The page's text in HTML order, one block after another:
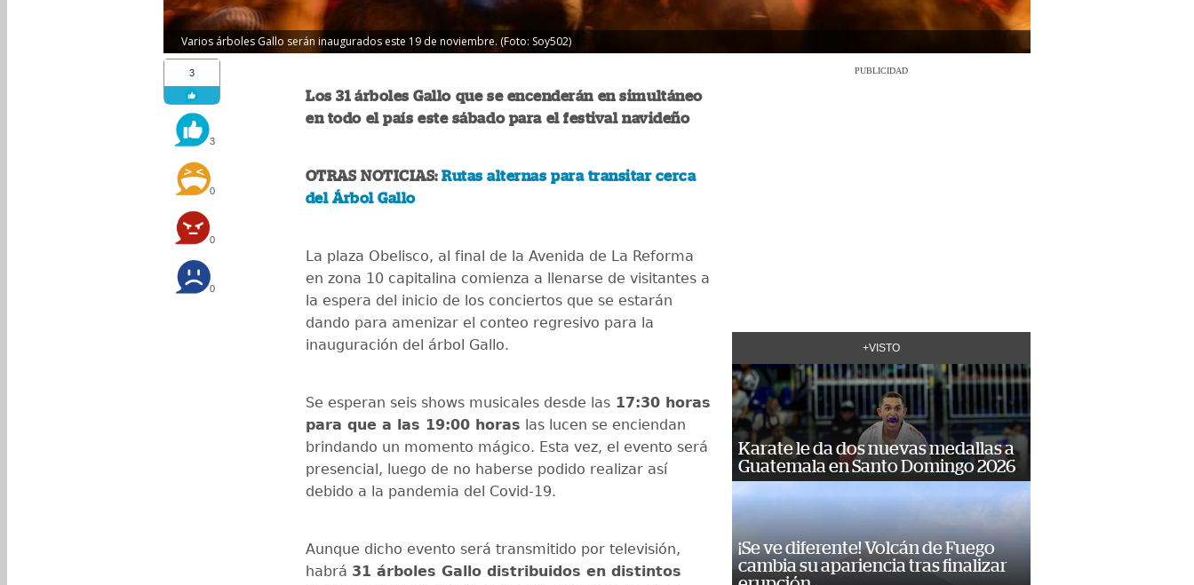
Varios árboles Gallo serán inaugurados este 19 de noviembre. (Foto: Soy502)
3
3
0
0
0
Los 31 árboles Gallo que se encenderán en simultáneo
en todo el país este sábado para el festival navideño
OTRAS NOTICIAS:Rutas alternas para transitar cerca
del Árbol Gallo
La plaza Obelisco, al final de la Avenida de La Reforma
en zona 10 capitalina comienza a llenarse de visitantes a
la espera del inicio de los conciertos que se estarán
dando para amenizar el conteo regresivo para la
inauguración del árbol Gallo.
Se esperan seis shows musicales desde las 17:30 horas
para que a las 19:00 horas las lucen se enciendan
brindando un momento mágico. Esta vez, el evento será
presencial, luego de no haberse podido realizar así
debido a la pandemia del Covid-19.
Aunque dicho evento será transmitido por televisión,
habrá 31 árboles Gallo distribuidos en distintos
PUBLICIDAD
+VISTO
Karate le da dos nuevas medallas a
Guatemala en Santo Domingo 2026
¡Se ve diferente! Volcán de Fuego
cambia su apariencia tras finalizar